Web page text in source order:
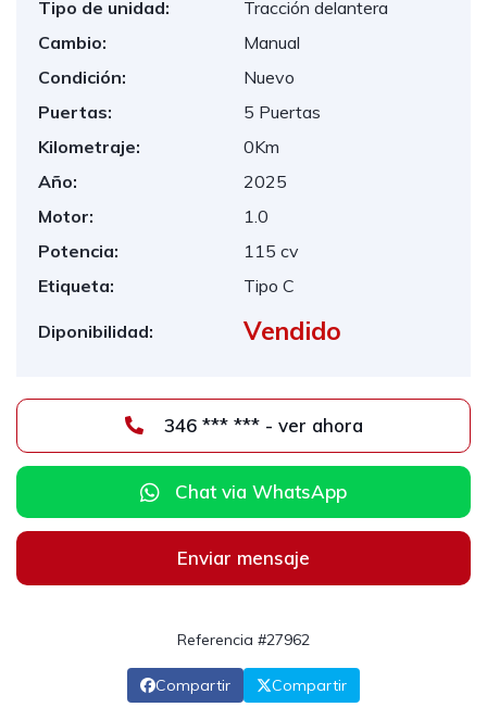
Tipo de unidad:
Tracción delantera
Cambio:
Manual
Condición:
Nuevo
Puertas:
5 Puertas
Kilometraje:
0Km
Año:
2025
Motor:
1.0
Potencia:
115 cv
Etiqueta:
Tipo C
Diponibilidad: Vendido
346 *** *** - ver ahora
Chat via WhatsApp
Enviar mensaje
Referencia #27962
Compartir Compartir